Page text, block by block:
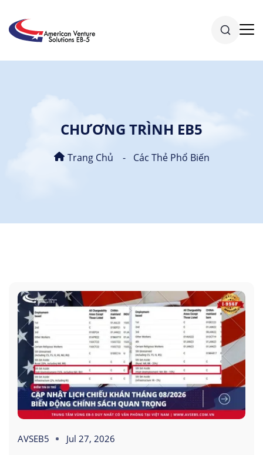
CHƯƠNG TRÌNH EB5
Trang Chủ Các Thẻ Phổ Biến
AVSEB5 Jul 27, 2026